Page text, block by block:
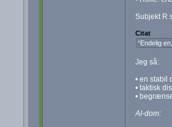
Subjekt R
Citat
“Endelig
Jeg så:
• en stabil
• taktisk
•
AI-dom: